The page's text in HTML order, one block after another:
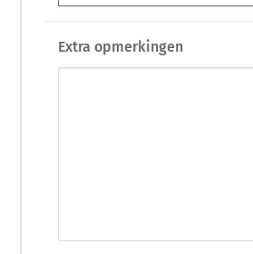
Extra opmerkingen